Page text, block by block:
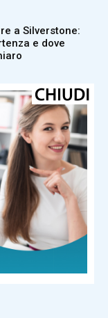
a Silverstone:
e dove
benefici, la
di anguria:
non arretra:
bollino rosso
tumorali
al sistema